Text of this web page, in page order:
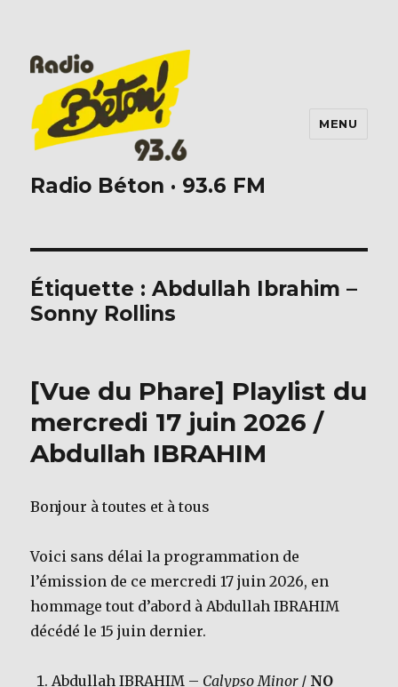
Radio Béton · 93.6 FM
MENU
Étiquette :Abdullah Ibrahim –
Sonny Rollins
[Vue du Phare] Playlist du
mercredi 17 juin 2026 /
Abdullah IBRAHIM
Bonjour à toutes et à tous
Voici sans délai la programmation de
l’émission de ce mercredi 17 juin 2026, en
hommage tout d’abord à Abdullah IBRAHIM
décédé le 15 juin dernier.
Abdullah IBRAHIM – Calypso Minor/ NO